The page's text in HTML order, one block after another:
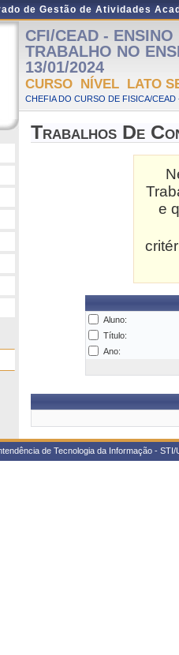
de Gestão de Atividades
CFI/CEAD -
TRABALHO NO
13/01/2024
CURSO NÍVEL LATO
CHEFIA DO CURSO DE FISICA/CEAD
Trabalhos De
e
Aluno:
Título:
Ano:
de Tecnologia da Informação -